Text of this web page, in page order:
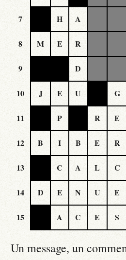
7 H A
8 M E R
9 D
10 J E U G
11 P R E
12 B I B E R
13 C A L C
14 D E N U E
15 A C E S
Un message, un